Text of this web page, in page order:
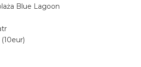
Blue Lagoon